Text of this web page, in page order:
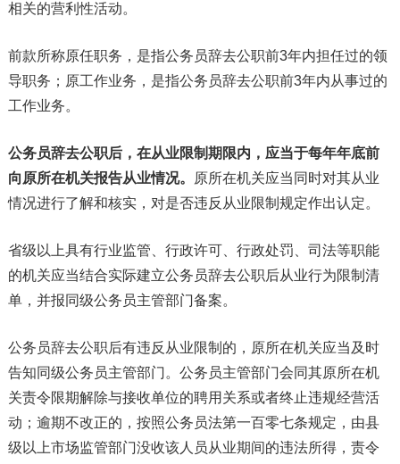
相关的营利性活动。
前款所称原任职务，是指公务员辞去公职前3年内担任过的领
导职务；原工作业务，是指公务员辞去公职前3年内从事过的
工作业务。
公务员辞去公职后，在从业限制期限内，应当于每年年底前
向原所在机关报告从业情况。
原所在机关应当同时对其从业
情况进行了解和核实，对是否违反从业限制规定作出认定。
省级以上具有行业监管、行政许可、行政处罚、司法等职能
的机关应当结合实际建立公务员辞去公职后从业行为限制清
单，并报同级公务员主管部门备案。
公务员辞去公职后有违反从业限制的，原所在机关应当及时
告知同级公务员主管部门。公务员主管部门会同其原所在机
关责令限期解除与接收单位的聘用关系或者终止违规经营活
动；逾期不改正的，按照公务员法第一百零七条规定，由县
级以上市场监管部门没收该人员从业期间的违法所得，责令